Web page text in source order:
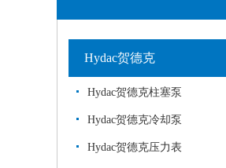
Hydac贺德克
Hydac贺德克柱塞泵
Hydac贺德克冷却泵
Hydac贺德克压力表